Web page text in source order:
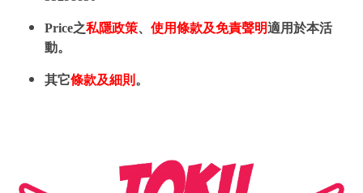
Price之私隱政策、 使用條款及免責聲明適用於本活
動。
其它條款及細則 。